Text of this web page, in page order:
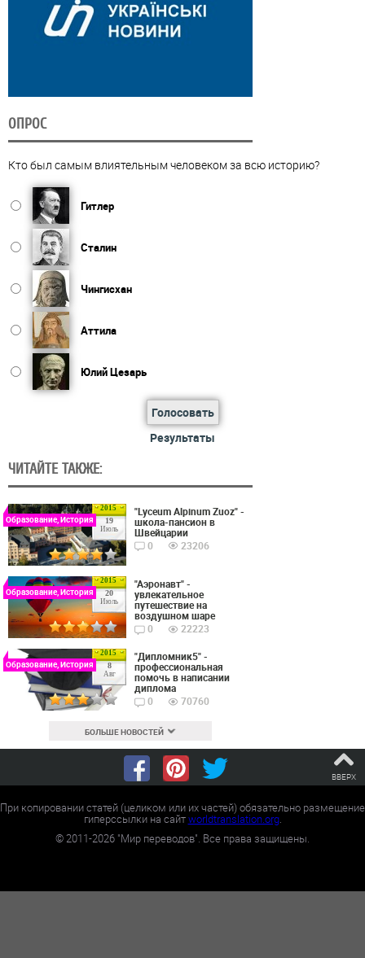
ОПРОС
Кто был самым влиятельным человеком за всю историю?
Гитлер
Сталин
Чингисхан
Аттила
Юлий Цезарь
Голосовать
Результаты
ЧИТАЙТЕ ТАКЖЕ:
2015
19
Июль
Образование, История
"Lyceum Alpinum Zuoz" -
школа-пансион в
Швейцарии
0
23206
2015
20
Июль
Образование, История
"Аэронавт" -
увлекательное
путешествие на
воздушном шаре
0
22223
2015
8
Авг
Образование, История
"Дипломник5" -
профессиональная
помочь в написании
диплома
0
70760
БОЛЬШЕ НОВОСТЕЙ
ВВЕРХ
При копировании статей (целиком или их частей) обязательно размещение
гиперссылки на сайтworldtranslation.org.
©2011-2026 "Мир переводов". Все права защищены.